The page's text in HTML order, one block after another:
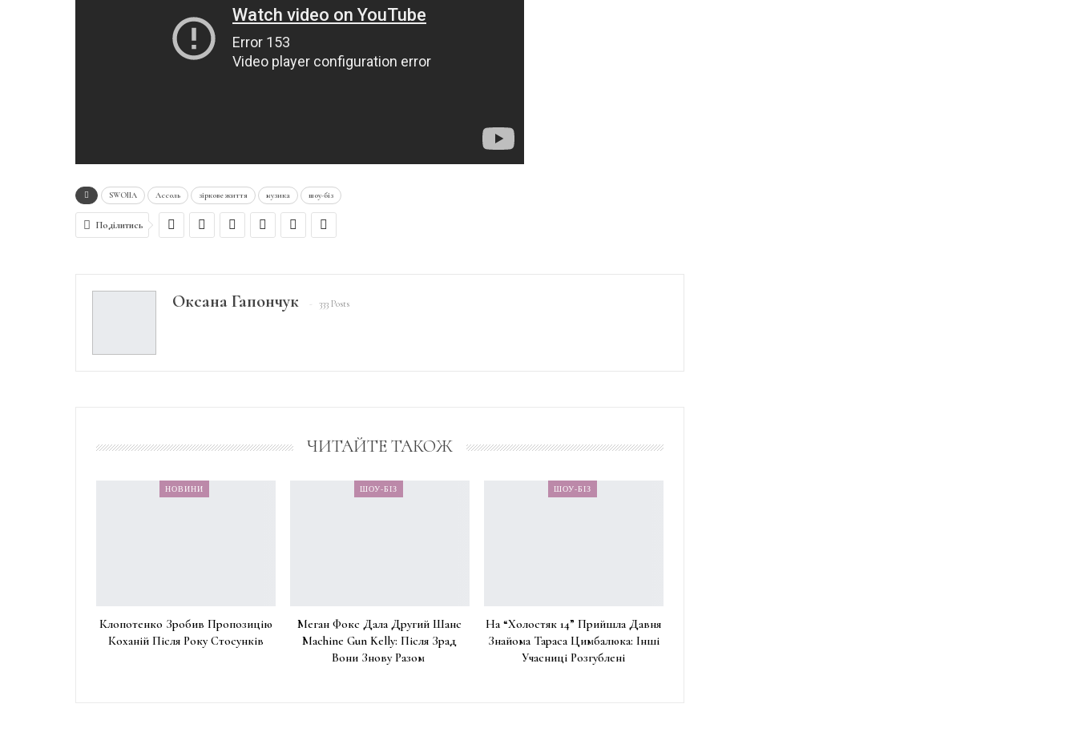
SWOIIA Ассоль зіркове життя музика шоу-біз
Поділитись
Оксана Гапончук 333 Posts
ЧИТАЙТЕ ТАКОЖ
НОВИНИ
Клопотенко Зробив Пропозицію
Коханій Після Року Стосунків
ШОУ-БІЗ
Меган Фокс Дала Другий Шанс
Machine Gun Kelly: Після Зрад
Вони Знову Разом
ШОУ-БІЗ
На “Холостяк 14” Прийшла Давня
Знайома Тараса Цимбалюка: Інші
Учасниці Розгублені